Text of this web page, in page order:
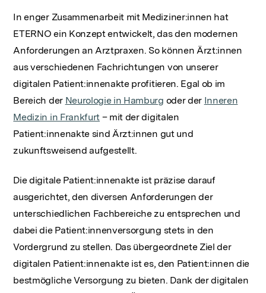
In enger Zusammenarbeit mit Mediziner:innen hat
ETERNO ein Konzept entwickelt, das den modernen
Anforderungen an Arztpraxen. So können Ärzt:innen
aus verschiedenen Fachrichtungen von unserer
digitalen Patient:innenakte profitieren. Egal ob im
Bereich der Neurologie in Hamburg oder der Inneren
Medizin in Frankfurt – mit der digitalen
Patient:innenakte sind Ärzt:innen gut und
zukunftsweisend aufgestellt.
Die digitale Patient:innenakte ist präzise darauf
ausgerichtet, den diversen Anforderungen der
unterschiedlichen Fachbereiche zu entsprechen und
dabei die Patient:innenversorgung stets in den
Vordergrund zu stellen. Das übergeordnete Ziel der
digitalen Patient:innenakte ist es, den Patient:innen die
bestmögliche Versorgung zu bieten. Dank der digitalen